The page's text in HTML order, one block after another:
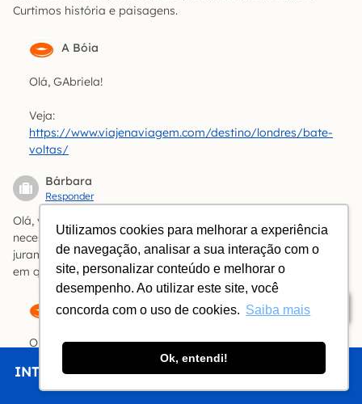
Utilizamos cookies para melhorar a experiência
de navegação, analisar a sua interação com o
site, personalizar conteúdo e melhorar o
desempenho. Ao utilizar este site, você
concorda com o uso de cookies. Saiba mais
Ok, entendi!
INTRO CHEGAR FICAR COMER FAZER
Índice
Curtimos história e paisagens.
A Bóia
Olá, GAbriela!
Veja:
https://www.viajenaviagem.com/destino/londres/bate-
voltas/
Bárbara
Responder
Olá, vou para Londres a turismo em setembro/25, é
necessário legar documentos traduzidos por tradutor
juramentado? Que documentos? Vi alguns vídeos a Internet
em que falam isso e outros não. Fiquei em dúvida.
A Bóia
Olá, Bárbara! Não precisa. Não existem regras escritas
para a entrada no Reino Unido. Você precisa tirar um ETA
e, por precaução, ter arrumadinho numa pasta a
passagem de volta, o comprovante de hospedagem